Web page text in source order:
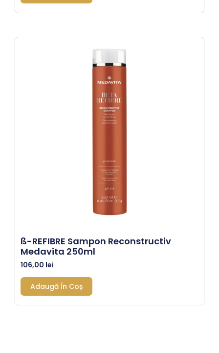
SS-REFIBRE Sampon Reconstructiv
Medavita 250ml
106,00 lei
Adaugă În Coș